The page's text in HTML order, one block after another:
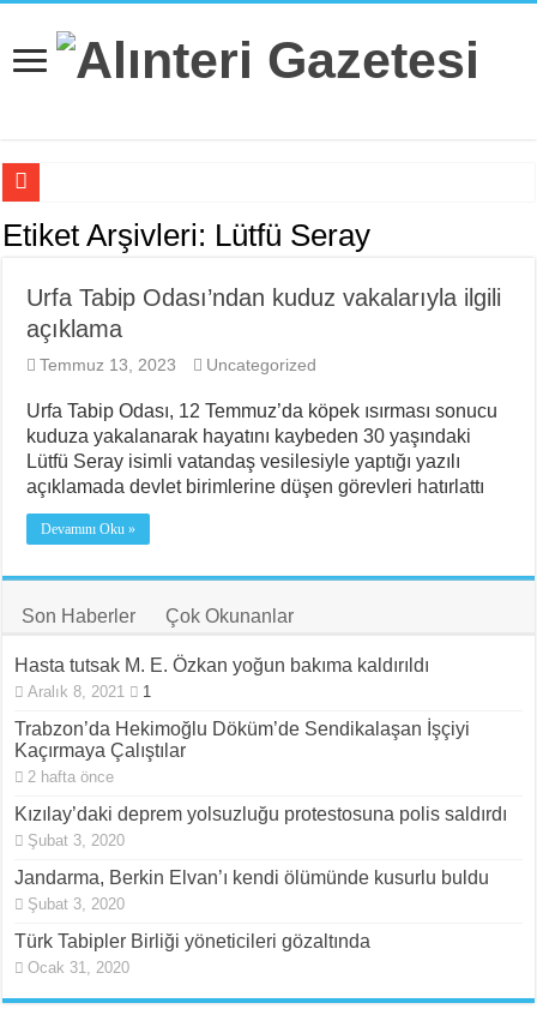
Hissizleşmenin Anatomisi
Beş Çocuğu İle ‘Deport Kampı’nda…
İsviçre’nin İade Ettiği Bahar Yalçınkaya Türkiye’de Tutuklandı
KORTEKS İşçileri 20 Yıllık Sultaya Karşı Çıkıyor
Lenin: “Engels’in Yaşamı Her İşçi Tarafından Bilinmelidir”
II. Enternasyonal’in Sosyalizm Anlayışının 2.0 Versiyonu
Etiket Arşivleri: Lütfü Seray
Urfa Tabip Odası’ndan kuduz vakalarıyla ilgili
açıklama
Temmuz 13, 2023 Uncategorized
Urfa Tabip Odası, 12 Temmuz’da köpek ısırması sonucu
kuduza yakalanarak hayatını kaybeden 30 yaşındaki
Lütfü Seray isimli vatandaş vesilesiyle yaptığı yazılı
açıklamada devlet birimlerine düşen görevleri hatırlattı
Devamını Oku »
Son Haberler Çok Okunanlar
Hasta tutsak M. E. Özkan yoğun bakıma kaldırıldı
Aralık 8, 2021 1
Trabzon’da Hekimoğlu Döküm’de Sendikalaşan İşçiyi
Kaçırmaya Çalıştılar
2 hafta önce
Kızılay’daki deprem yolsuzluğu protestosuna polis saldırdı
Şubat 3, 2020
Jandarma, Berkin Elvan’ı kendi ölümünde kusurlu buldu
Şubat 3, 2020
Türk Tabipler Birliği yöneticileri gözaltında
Ocak 31, 2020